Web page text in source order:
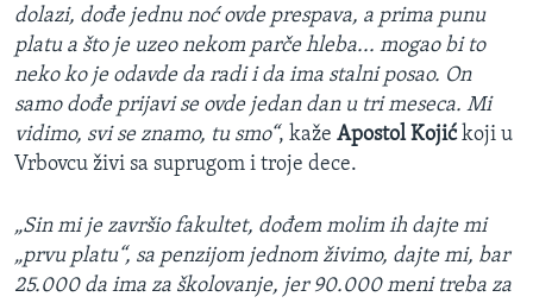
dolazi, dođe jednu noć ovde prespava, a prima punu
platu a što je uzeo nekom parče hleba... mogao bi to
neko ko je odavde da radi i da ima stalni posao. On
samo dođe prijavi se ovde jedan dan u tri meseca. Mi
vidimo, svi se znamo, tu smo“, kaže Apostol Kojićkoji u
Vrbovcu živi sa suprugom i troje dece.
„Sin mi je završio fakultet, dođem molim ih dajte mi
„prvu platu“, sa penzijom jednom živimo, dajte mi, bar
25.000 da ima za školovanje, jer 90.000 meni treba za